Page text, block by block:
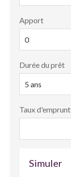
Apport
Durée du prêt
Taux d'emprunt